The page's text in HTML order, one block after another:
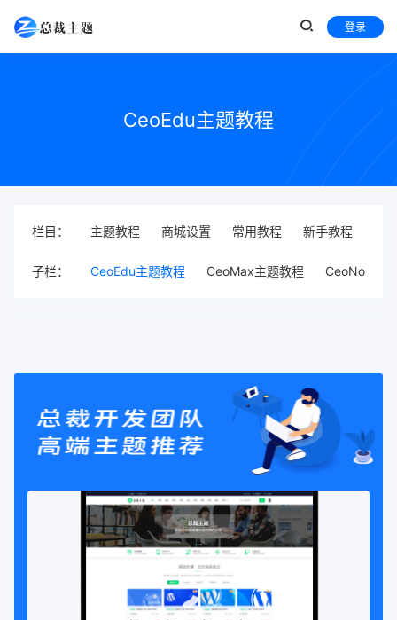
登录
CeoEdu主题教程
栏目： 主题教程 商城设置 常用教程 新手教程
子栏： CeoEdu主题教程 CeoMax主题教程 CeoNova主